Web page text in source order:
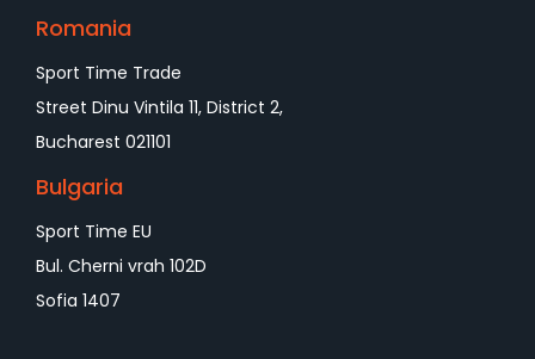
Romania
Sport Time Trade
Street Dinu Vintila 11, District 2,
Bucharest 021101
Bulgaria
Sport Time EU
Bul. Cherni vrah 102D
Sofia 1407